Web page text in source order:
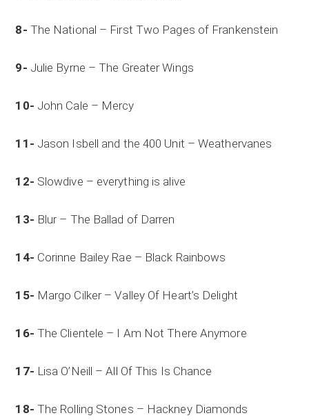
8- The National – First Two Pages of Frankenstein
9- Julie Byrne – The Greater Wings
10- John Cale – Mercy
11- Jason Isbell and the 400 Unit – Weathervanes
12- Slowdive – everything is alive
13- Blur – The Ballad of Darren
14- Corinne Bailey Rae – Black Rainbows
15- Margo Cilker – Valley Of Heart’s Delight
16- The Clientele – I Am Not There Anymore
17- Lisa O’Neill – All Of This Is Chance
18- The Rolling Stones – Hackney Diamonds